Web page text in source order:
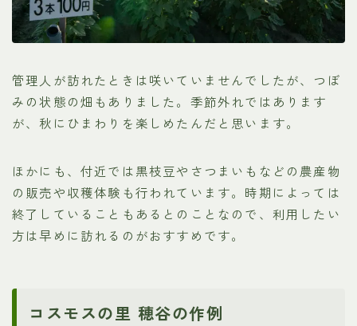
管理人が訪れたときは咲いていませんでしたが、つぼ
みの状態の畑もありました。季節外れではあります
が、秋にひまわりを楽しめたんだと思います。
ほかにも、付近では黒枝豆やさつまいもなどの農産物
の販売や収穫体験も行われています。時期によっては
終了していることもあるとのことなので、利用したい
方は早めに訪れるのがおすすめです。
コスモスの里 穂谷の作例